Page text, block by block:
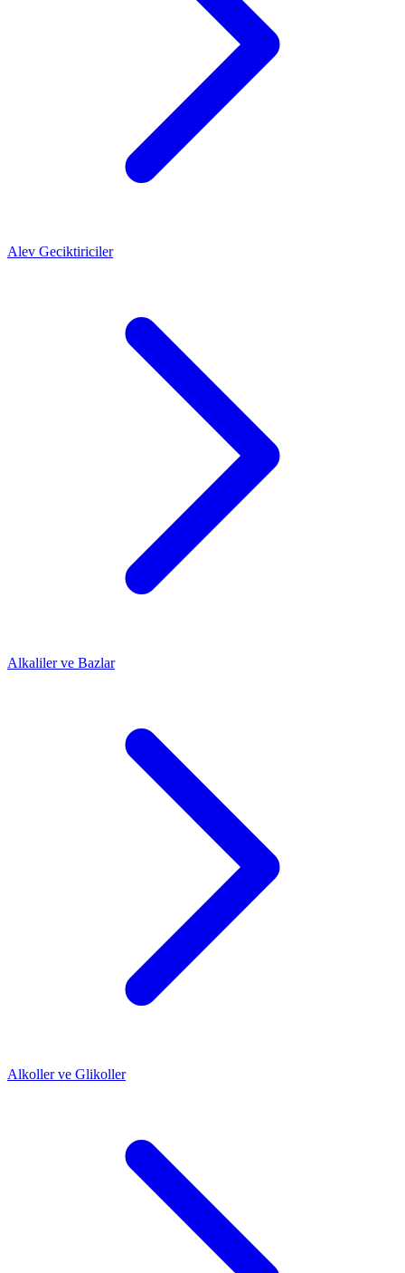
Alev Geciktiriciler
Alkaliler ve Bazlar
Alkoller ve Glikoller